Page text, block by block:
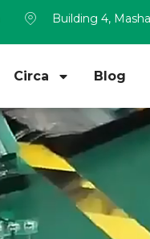
Building 4,
Circa Blog